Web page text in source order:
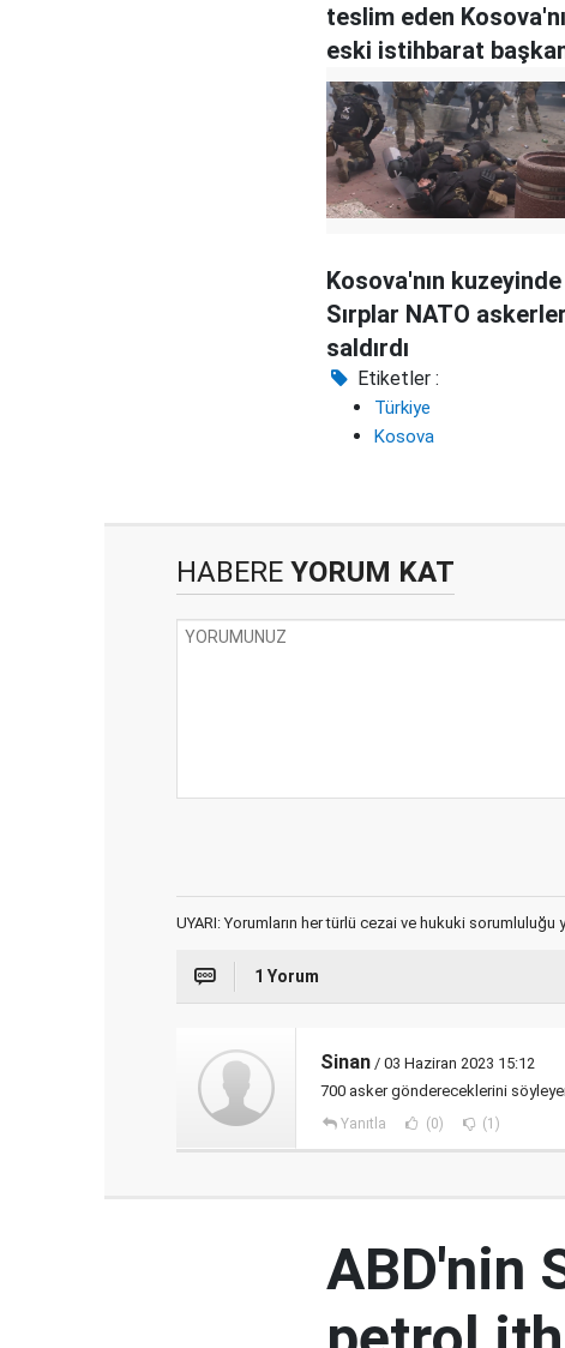
teslim eden
eski istihbarat
hapis cezası
Kosova'nın kuzeyinde
Sırplar NATO
saldırdı
Etiketler :
Türkiye
Kosova
HABERE YORUM KAT
UYARI: Yorumların her türlü cezai ve hukuki
1 Yorum
Sinan / 03 Haziran 2023 15:12
700 asker göndereceklerini
Yanıtla (0) (1)
ABD'nin